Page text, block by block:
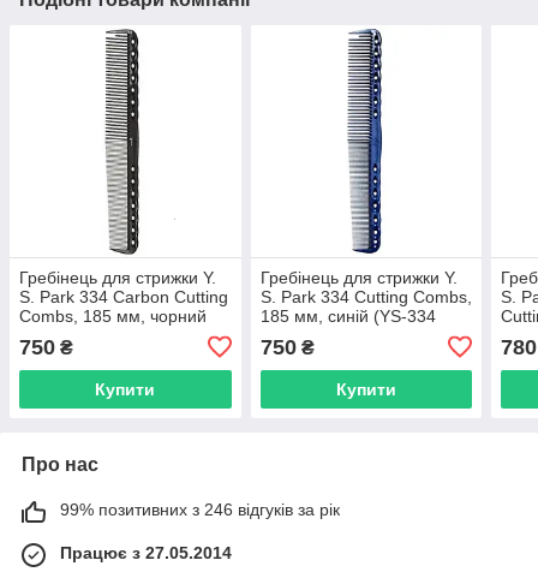
Гребінець для стрижки Y.
S. Park 334 Carbon Cutting
Combs, 185 мм, чорний
750 ₴
Купити
Гребінець для стрижки Y.
S. Park 334 Cutting Combs,
185 мм, синій (YS-334
750₴
Купити
S.
780
Про нас
99% позитивних з 246 відгуків за рік
Працює з 27.05.2014